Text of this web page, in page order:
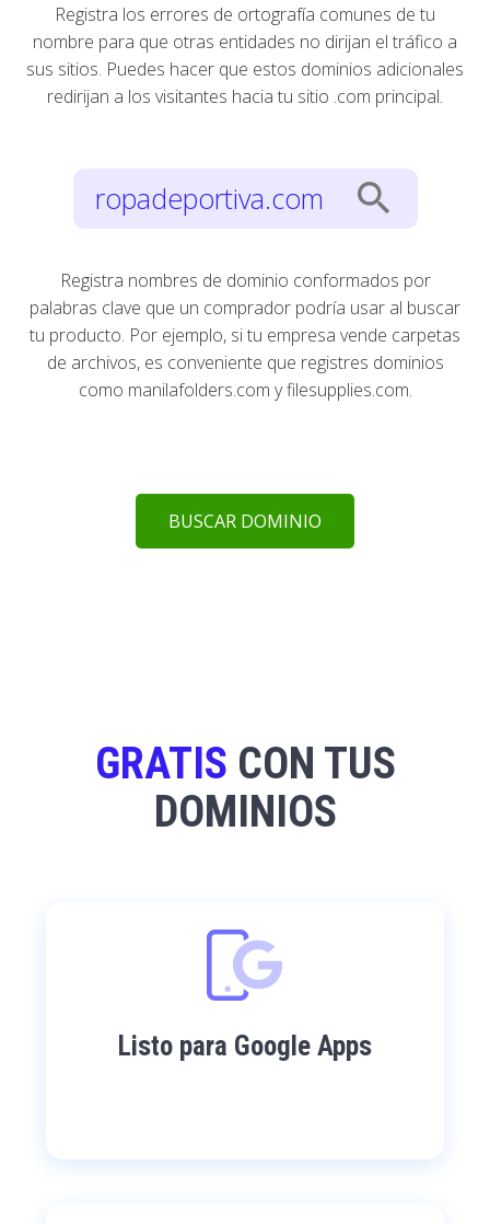
Registra los errores de ortografía comunes de tu
nombre para que otras entidades no dirijan el tráfico a
sus sitios. Puedes hacer que estos dominios adicionales
redirijan a los visitantes hacia tu sitio .com principal.
ropadeportiva.com search
Registra nombres de dominio conformados por
palabras clave que un comprador podría usar al buscar
tu producto. Por ejemplo, si tu empresa vende carpetas
de archivos, es conveniente que registres dominios
como manilafolders.com y filesupplies.com.
BUSCAR DOMINIO
GRATIS CON TUS
DOMINIOS
Listo para Google Apps